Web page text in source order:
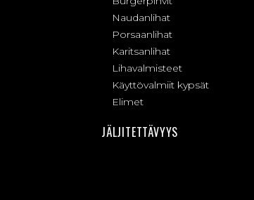
Naudanlihat
Porsaanlihat
Karitsanlihat
Lihavalmisteet
Käyttövalmiit kypsät
Elimet
JÄLJITETTÄVYYS